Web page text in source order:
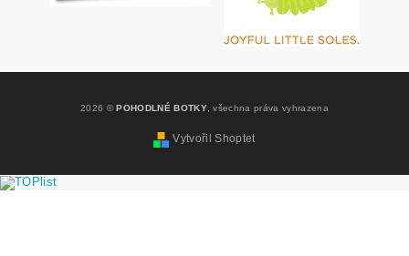
2026 ©POHODLNÉ BOTKY, všechna práva vyhrazena
Vytvořil Shoptet